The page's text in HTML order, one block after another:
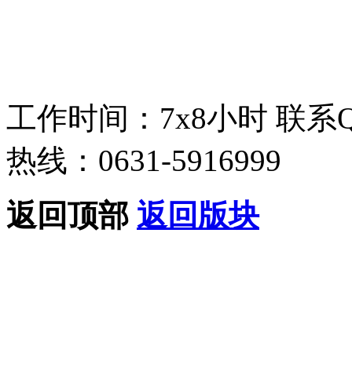
工作时间：7x8小时 联系
热线：0631-5916999
返回顶部 返回版块